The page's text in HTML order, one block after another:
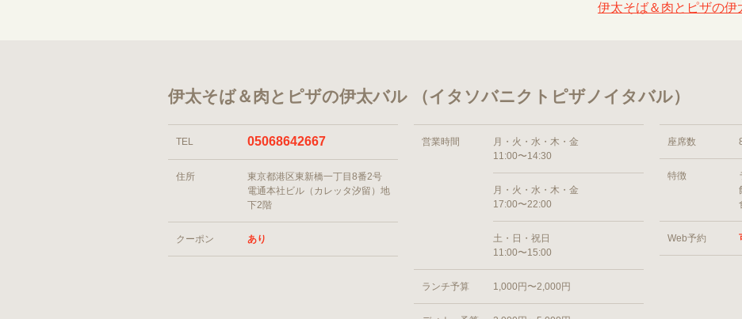
伊太そば＆肉とピザの伊
伊太そば＆肉とピザの伊太バル （イタソバニクトピザノイタバル）
TEL 05068642667
住所
東京都港区東新橋一丁目8番2号
電通本社ビル（カレッタ汐留）地
下2階
クーポン あり
営業時間
月・火・水・木・金
11:00〜14:30
月・火・水・木・金
17:00〜22:00
土・日・祝日
11:00〜15:00
ランチ予算 1,000円〜2,000円
座席数
特徴
Web予約